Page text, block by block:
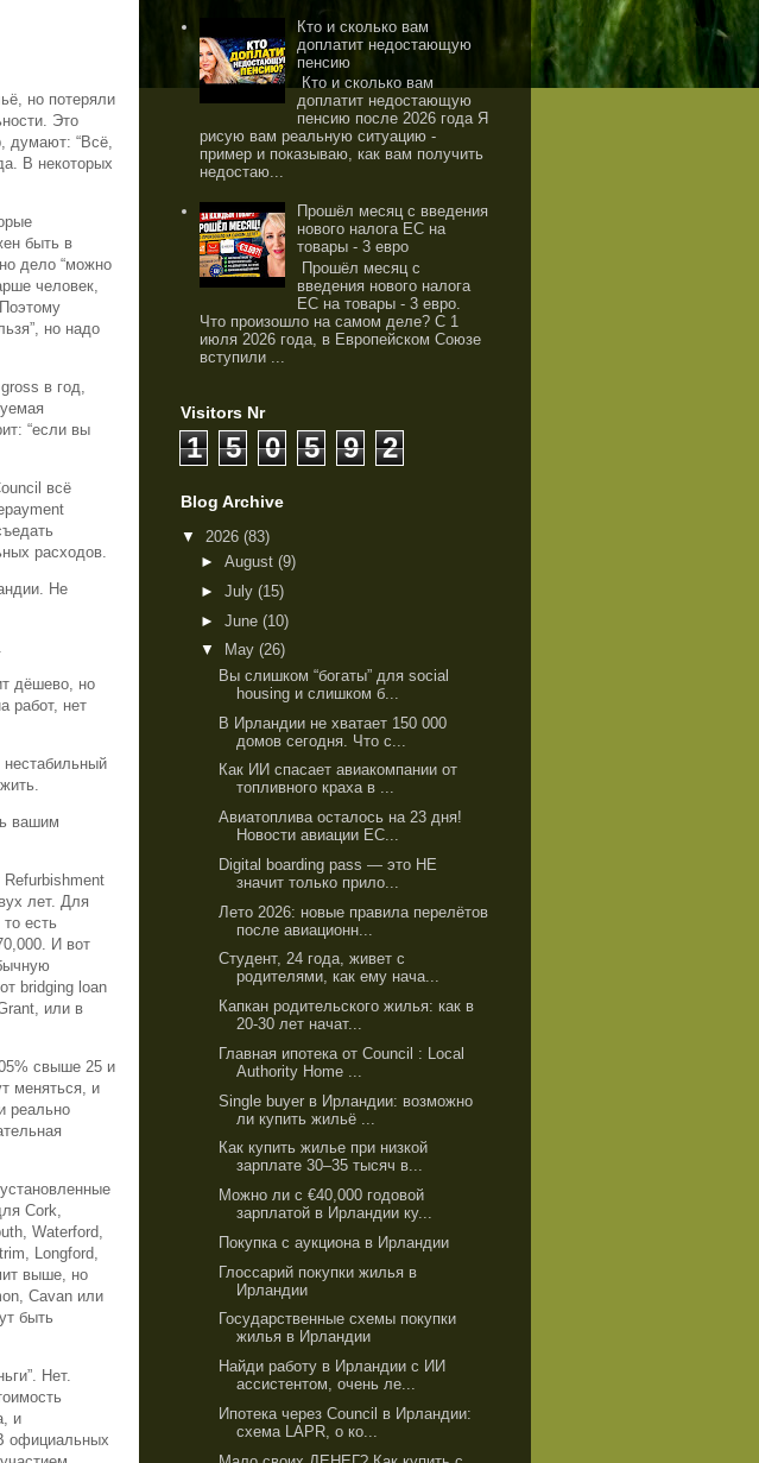
но потеряли
Это
думают: “Всё,
В некоторых
быть в
дело “можно
человек,
но надо
в год,
“если вы
всё
расходов.
Не
дёшево, но
работ, нет
нестабильный
вашим
Refurbishment
лет. Для
есть
И вот
bridging loan
или в
свыше 25 и
меняться, и
реально
Cork,
Waterford,
Longford,
выше, но
Cavan или
быть
Нет.
и
официальных
Кто и сколько вам
доплатит недостающую
пенсию
Кто и сколько вам
доплатит недостающую
пенсию после 2026 года Я
рисую вам реальную ситуацию -
пример и показываю, как вам получить
недостаю...
Прошёл месяц с введения
нового налога ЕС на
товары - 3 евро
Прошёл месяц с
введения нового налога
ЕС на товары - 3 евро.
Что произошло на самом деле? С 1
июля 2026 года, в Европейском Союзе
вступили ...
Visitors Nr
1 5 0 5 9 2
Blog Archive
▼ 2026 (83)
► August (9)
► July (15)
► June (10)
▼
May (26)
Вы слишком “богаты” для social
housing и слишком б...
В Ирландии не хватает 150 000
домов сегодня. Что с...
Как ИИ спасает авиакомпании от
топливного краха в ...
Авиатоплива осталось на 23 дня!
Новости авиации ЕС...
Digital boarding pass — это НЕ
значит только прило...
Лето 2026: новые правила перелётов
после авиационн...
Студент, 24 года, живет с
родителями, как ему нача...
Капкан родительского жилья: как в
20-30 лет начат...
Главная ипотека от Council : Local
Authority Home ...
Single buyer в Ирландии: возможно
ли купить жильё ...
Как купить жилье при низкой
зарплате 30–35 тысяч в...
Можно ли с €40,000 годовой
зарплатой в Ирландии ку...
Покупка с аукциона в Ирландии
Глоссарий покупки жилья в
Ирландии
Государственные схемы покупки
жилья в Ирландии
Найди работу в Ирландии с ИИ
ассистентом, очень ле...
Ипотека через Council в Ирландии:
схема LAPR, о ко...